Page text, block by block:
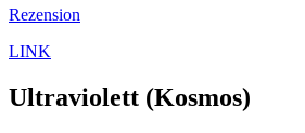
Rezension
LINK
Ultraviolett (Kosmos)